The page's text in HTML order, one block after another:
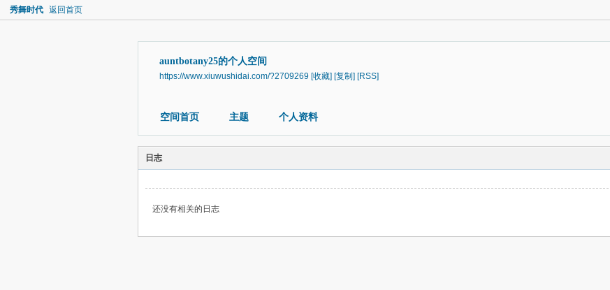
秀舞时代 返回首页
auntbotany25的个人空间
https://www.xiuwushidai.com/?2709269 [收藏] [复制] [RSS]
空间首页 主题 个人资料
日志
还没有相关的日志